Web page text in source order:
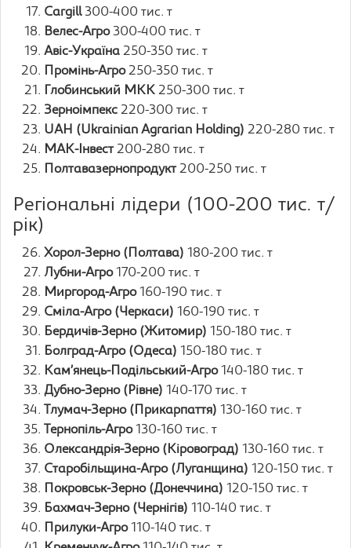
Cargill300-400 тис. т
Велес-Агро300-400 тис. т
Авіс-Україна 250-350 тис. т
Промінь-Агро250-350 тис. т
Глобинський МКК 250-300 тис. т
Зерноімпекс 220-300 тис. т
UAH (Ukrainian Agrarian Holding) 220-280 тис. т
МАК-Інвест200-280 тис. т
Полтавазернопродукт200-250 тис. т
Регіональні лідери (100-200 тис. т/
рік)
Хорол-Зерно (Полтава) 180-200 тис. т
Лубни-Агро170-200 тис. т
Миргород-Агро160-190 тис. т
Сміла-Агро (Черкаси) 160-190 тис. т
Бердичів-Зерно (Житомир) 150-180 тис. т
Болград-Агро (Одеса) 150-180 тис. т
Кам’янець-Подільський-Агро140-180 тис. т
Дубно-Зерно (Рівне) 140-170 тис. т
Тлумач-Зерно (Прикарпаття) 130-160 тис. т
Тернопіль-Агро130-160 тис. т
Олександрія-Зерно (Кіровоград) 130-160 тис. т
Старобільщина-Агро (Луганщина) 120-150 тис. т
Покровськ-Зерно (Донеччина) 120-150 тис. т
Бахмач-Зерно (Чернігів) 110-140 тис. т
Прилуки-Агро110-140 тис. т